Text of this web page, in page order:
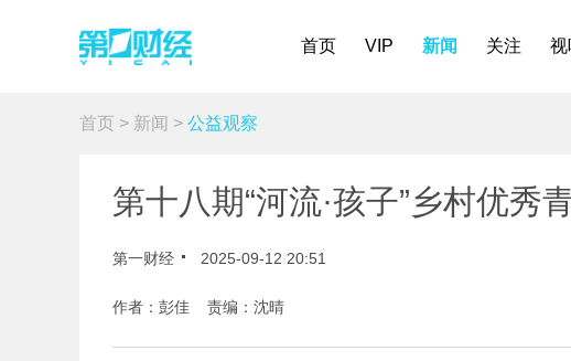
首页 VIP 新闻 关注 视
首页 > 新闻 > 公益观察
第十八期“河流·孩子”乡村优秀
第一财经 2025-09-12 20:51
作者：彭佳 责编：沈晴